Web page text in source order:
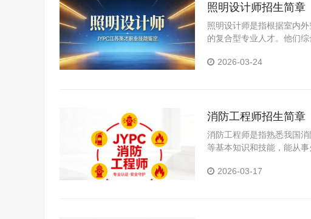
照明设计师招生简章
照明设计师是指根据室内
的复合型专业人才。他们
研与分析、照明创意设计、
2026-03-24
消防工程师招生简章
消防工程师是指熟悉我国
等基本知识和技能，能从
2026-03-17